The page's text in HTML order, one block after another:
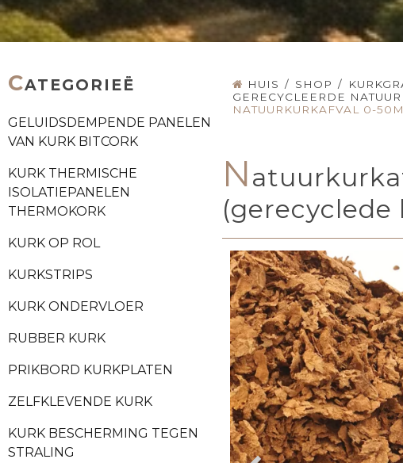
CATEGORIEË
GELUIDSDEMPENDE PANELEN
VAN KURK BITCORK
KURK THERMISCHE
ISOLATIEPANELEN
THERMOKORK
KURK OP ROL
KURKSTRIPS
KURK ONDERVLOER
RUBBER KURK
PRIKBORD KURKPLATEN
ZELFKLEVENDE KURK
KURK BESCHERMING TEGEN
STRALING
HUIS / SHOP /
GERECYCLEERDE
NATUURKURKAFVAL 0-
N
(gerecyclede